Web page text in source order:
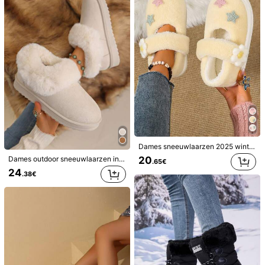
Veel terugkerende klanten
Coolane Dames zomer Country Concert Uitgaan Strand Boho Basic Minimalistische Gewassen 100% Katoenen Broek
Veel terugkerende klanten
Damesschoenen met geometrische print en kleurblokken, waterschoenen met ronde neus, strandoutfits, slippers voor dames
13.78€
Dames outdoor sneeuwlaarzen in westernstijl, antislip, warm, modieus en veelzijdig, geschikt voor de lente, herfst en winter, met bontvoering.
24.38€
Dames sneeuwlaarzen 2025 winter huis pluche pantoffels warm thermisch gevoerd dikke zool outdoor wear
20.65€